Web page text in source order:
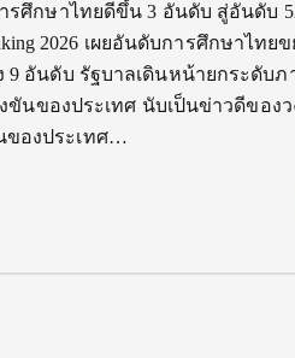
ศึกษาไทยดีขึ้น 3 อันดับ สู่อันดับ
2026 เผยอันดับการศึกษาไท
อันดับ รัฐบาลเดินหน้ายกระดับภ
นของประเทศ นับเป็นข่าวดีของ
ของประเทศ…